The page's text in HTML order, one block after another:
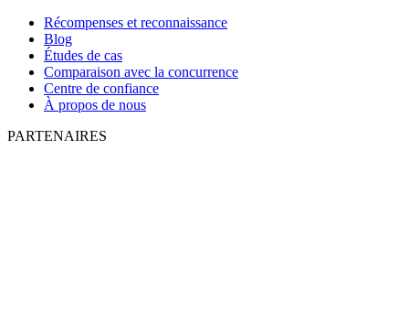
Récompenses et reconnaissance
Blog
Études de cas
Comparaison avec la concurrence
Centre de confiance
À propos de nous
PARTENAIRES